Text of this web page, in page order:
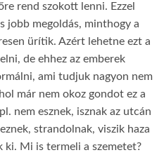
rend szokott lenni. Ezzel
jobb megoldás, minthogy a
ürítik. Azért lehetne ezt a
de ehhez az emberek
ami tudjuk nagyon nem
már nem okoz gondot ez a
nem esznek, isznak az utcán
strandolnak, viszik haza
ki. Mi is termeli a szemetet?